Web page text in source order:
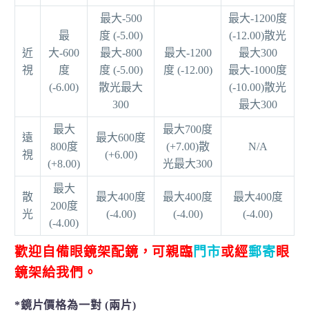
近
視
最
大-600
度
(-6.00)
最大-500
度 (-5.00)
最大-800
度 (-5.00)
散光最大
300
最大-1200
度 (-12.00)
最大-1200度
(-12.00)散光
最大300
最大-1000度
(-10.00)散光
最大300
遠
視
最大
800度
(+8.00)
最大600度
(+6.00)
最大700度
(+7.00)散
光最大300
N/A
散
光
最大
200度
(-4.00)
最大400度
(-4.00)
最大400度
(-4.00)
最大400度
(-4.00)
歡迎自備眼鏡架配鏡，可親臨 門市或經郵寄眼
鏡架給我們。
*鏡片價格為一對 (兩片)